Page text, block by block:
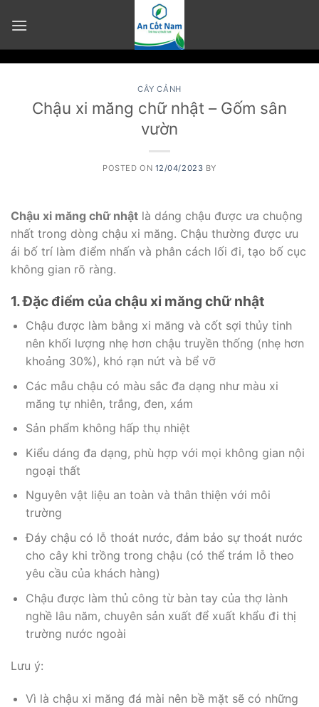
CÂY CẢNH
Chậu xi măng chữ nhật – Gốm sân
vườn
POSTED ON 12/04/2023 BY
Chậu xi măng chữ nhật là dáng chậu được ưa chuộng
nhất trong dòng chậu xi măng. Chậu thường được ưu
ái bố trí làm điểm nhấn và phân cách lối đi, tạo bố cục
không gian rõ ràng.
1. Đặc điểm của chậu xi măng chữ nhật
Chậu được làm bằng xi măng và cốt sợi thủy tinh
nên khối lượng nhẹ hơn chậu truyền thống (nhẹ hơn
khoảng 30%), khó rạn nứt và bể vỡ
Các mẫu chậu có màu sắc đa dạng như màu xi
măng tự nhiên, trắng, đen, xám
Sản phẩm không hấp thụ nhiệt
Kiểu dáng đa dạng, phù hợp với mọi không gian nội
ngoại thất
Nguyên vật liệu an toàn và thân thiện với môi
trường
Đáy chậu có lỗ thoát nước, đảm bảo sự thoát nước
cho cây khi trồng trong chậu (có thể trám lỗ theo
yêu cầu của khách hàng)
Chậu được làm thủ công từ bàn tay của thợ lành
nghề lâu năm, chuyên sản xuất để xuất khẩu đi thị
trường nước ngoài
Lưu ý:
Vì là chậu xi măng đá mài nên bề mặt sẽ có những